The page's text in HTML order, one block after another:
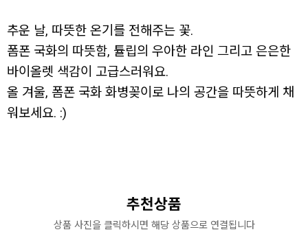
추운 날, 따뜻한 온기를 전해주는 꽃.
폼폰 국화의 따뜻함, 튤립의 우아한 라인 그리고 은은한
바이올렛 색감이 고급스러워요.
올 겨울, 폼폰 국화 화병꽂이로 나의 공간을 따뜻하게 채
워보세요. :)
추천상품
상품 사진을 클릭하시면 해당 상품으로 연결됩니다